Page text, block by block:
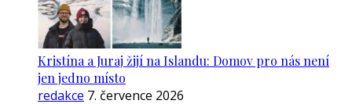
Kristína a Juraj žijí na Islandu: Domov pro nás není
jen jedno místo
redakce 7. července 2026